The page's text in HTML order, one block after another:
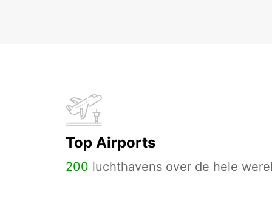
Top Airports
200 luchthavens over de hele